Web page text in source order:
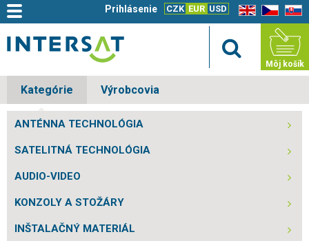
EN CZ SK
CZK EUR USD
Prihlásenie
Môj košík
Kategórie Výrobcovia
ANTÉNNA TECHNOLÓGIA
SATELITNÁ TECHNOLÓGIA
AUDIO-VIDEO
KONZOLY A STOŽÁRY
INŠTALAČNÝ MATERIÁL